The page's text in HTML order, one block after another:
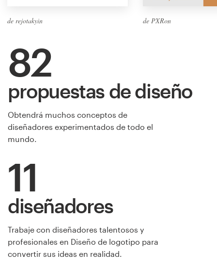
de rejotakyin de PXRon
82
propuestas de diseño
Obtendrá muchos conceptos de
diseñadores experimentados de todo el
mundo.
11
diseñadores
Trabaje con diseñadores talentosos y
profesionales en Diseño de logotipo para
convertir sus ideas en realidad.